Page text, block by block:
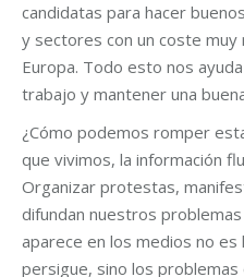
candidatas para hacer
y sectores con un coste
Europa. Todo esto nos
trabajo y mantener una
¿Cómo podemos romper
que vivimos, la información
Organizar protestas,
difundan nuestros
aparece en los medios no
persigue, sino los